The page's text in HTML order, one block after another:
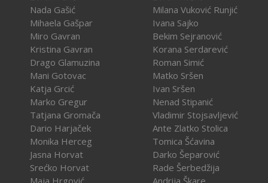
Nada Gašić
Mihaela Gašpar
Miro Gavran
Kristina Gavran
Drago Glamuzina
Mani Gotovac
Katja Grcić
Marko Gregur
Tatjana Gromača
Dario Harjaček
Monika Herceg
Jasna Horvat
Srećko Horvat
Milana Vuković Runjić
Ivana Sajko
Bekim Sejranović
Korana Serdarević
Roman Simić
Matko Sršen
Ivan Sršen
Nenad Stipanić
Vladimir Stojsavljević
Ante Zlatko Stolica
Tomica Šćavina
Darko Šeparović
Rade Šerbedžija